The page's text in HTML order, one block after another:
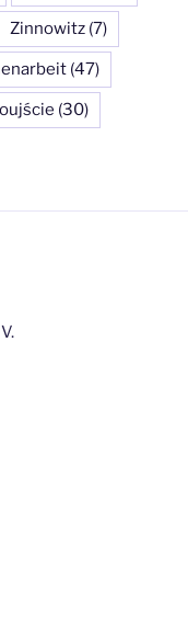
Zinnowitz (7)
(47)
(30)